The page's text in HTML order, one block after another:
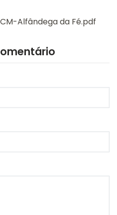
Alfândega da Fé.pdf